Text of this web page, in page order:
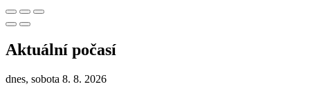
Aktuální počasí
dnes, sobota 8. 8. 2026